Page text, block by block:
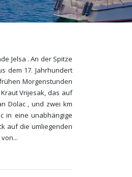
Jelsa . An der Spitze
dem 17. Jahrhundert
Morgenstunden
Vrijesak, das auf
Dolac , und zwei km
in eine unabhängige
auf die umliegenden
...